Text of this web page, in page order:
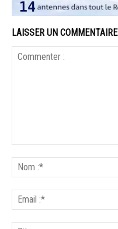
LAISSER UN COMMENTAIRE